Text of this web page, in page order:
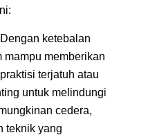
ketebalan
mampu memberikan
terjatuh atau
untuk melindungi
cedera,
teknik yang